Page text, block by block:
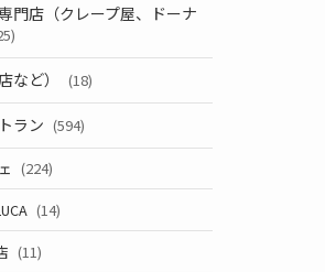
門店（クレープ屋、ドーナ
など） (18)
ラン (594)
(224)
(14)
(11)